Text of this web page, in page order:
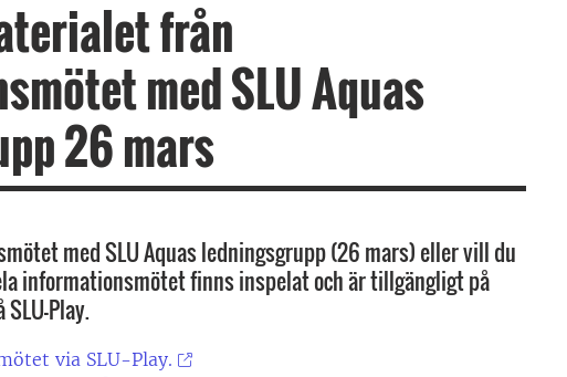
från
med SLU Aquas
26 mars
med SLU Aquas ledningsgrupp (26 mars) eller vill du
informationsmötet finns inspelat och är tillgängligt på
SLU-Play.
via SLU-Play.